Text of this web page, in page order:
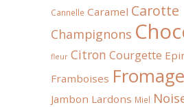
Cannelle Caramel Carotte
Champignons
fleur Citron Courgette
Framboises Fromage
Jambon Lardons Miel